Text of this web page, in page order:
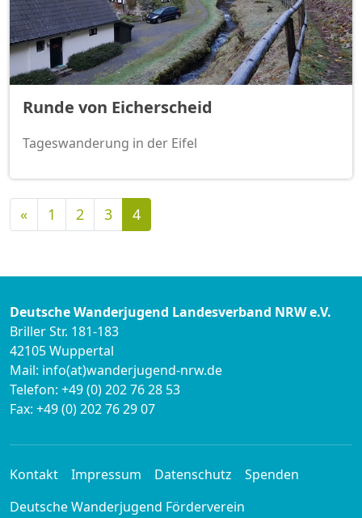
Runde von Eicherscheid
Tageswanderung in der Eifel
«Vorherige
1 2 3 4
Deutsche Wanderjugend Landesverband NRW e.V.
Briller Str. 181-183
42105 Wuppertal
Mail: info(at)wanderjugend-nrw.de
Telefon: +49 (0) 202 76 28 53
Fax: +49 (0) 202 76 29 07
Kontakt Impressum Datenschutz
Spenden
Deutsche Wanderjugend Förderverein